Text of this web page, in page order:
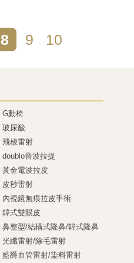
8 9 10
G動椅
玻尿酸
飛梭雷射
doublo音波拉提
黃金電波拉皮
皮秒雷射
內視鏡無痕拉皮手術
韓式雙眼皮
鼻整型/結構式隆鼻/韓式隆鼻
光纖雷射/除毛雷射
藍爵血管雷射/染料雷射